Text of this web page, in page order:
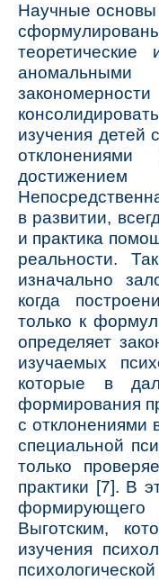
Научные
изучения детей
в развитии,
и практика
реальности.
изначально
когда
только к
определяет
изучаемых
которые в
формирования
с отклонениями
специальной
только
практики [7]. В
Выготским,
изучения